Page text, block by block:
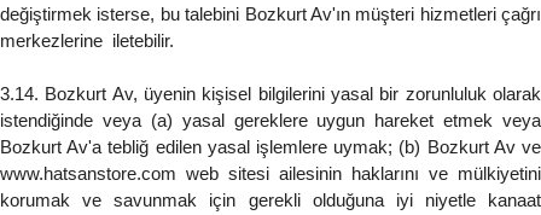
değiştirmek isterse, bu talebini Bozkurt Av'ın müşteri hizmetleri çağrı
merkezlerine iletebilir.
3.14. Bozkurt Av, üyenin kişisel bilgilerini yasal bir zorunluluk olarak
istendiğinde veya (a) yasal gereklere uygun hareket etmek veya
Bozkurt Av'a tebliğ edilen yasal işlemlere uymak; (b) Bozkurt Av ve
www.hatsanstore.com web sitesi ailesinin haklarını ve mülkiyetini
korumak ve savunmak için gerekli olduğuna iyi niyetle kanaat